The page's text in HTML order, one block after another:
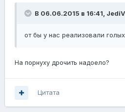
В 06.06.2015 в 16:41,
от бы у нас реализовали
На порнуху дрочить надоело?
Цитата